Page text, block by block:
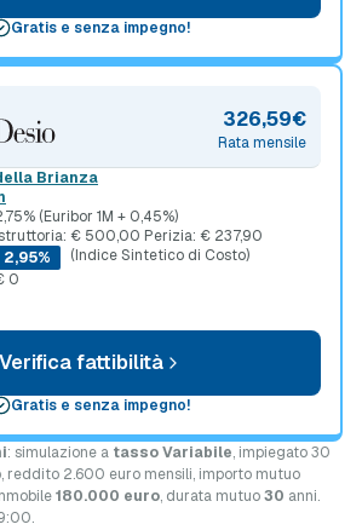
Gratis e senza impegno!
326,59€
Rata mensile
Brianza
(Euribor 1M + 0,45%)
€ 500,00 Perizia: € 237,90
2,95%
(Indice Sintetico di Costo)
0
Verifica fattibilità
Gratis e senza impegno!
: simulazione a tasso Variabile, impiegato 30
reddito 2.600 euro mensili, importo mutuo
180.000 euro, durata mutuo30 anni.